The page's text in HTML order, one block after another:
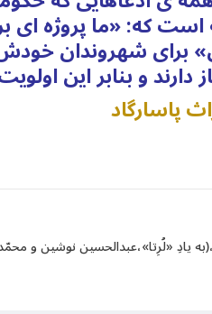
است که: «ما پروژه ای
برای شهروندان
دارند و بنابر این
پاسارگاد
یادِ «لُرِتا»،عبدالحسین نوشین و